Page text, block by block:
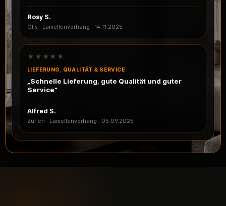
Rosy S.
Glis · Lamellenvorhang · 14.11.2025
★★★★★
LIEFERUNG, QUALITÄT & SERVICE
„Schnelle Lieferung, gute Qualität und guter
Service“
Alfred S.
Zürich · Lamellenvorhang · 05.09.2025